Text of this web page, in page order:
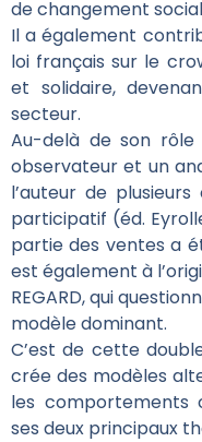
de changement
Il a également
loi français sur le
et solidaire,
secteur.
Au-delà de son rôle
observateur et un
l’auteur de
participatif (éd.
partie des ventes a
est également à
REGARD, qui
modèle dominant.
C’est de cette
crée des modèles
les comportements
ses deux principaux